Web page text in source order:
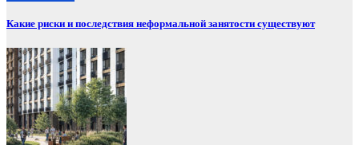
Какие риски и последствия неформальной занятости существуют